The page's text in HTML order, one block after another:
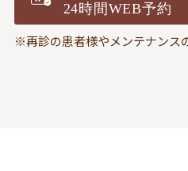
24時間WEB予約
※再診の患者様やメンテナンス